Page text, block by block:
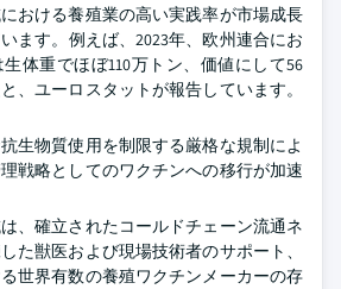
おける養殖業の高い実践率が市場成長
ます。例えば、2023年、欧州連合にお
体重でほぼ110万トン、価値にして56
、ユーロスタットが報告しています。
生物質使用を制限する厳格な規制によ
戦略としてのワクチンへの移行が加速
、確立されたコールドチェーン流通ネ
た獣医および現場技術者のサポート、
世界有数の養殖ワクチンメーカーの存